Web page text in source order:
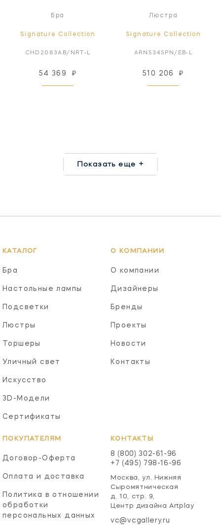
Бра
Signature Collection
CHD2083AB/NRT-L
54 369 ₽
Люстра
Signature Collection
ARN5345PN/EB-L
510 206 ₽
Показать еще +
КАТАЛОГ
Бра
Настольные лампы
Подсветки
Люстры
Торшеры
Уличный свет
Искусство
3D-Модели
Сертификаты
О КОМПАНИИ
О компании
Дизайнеры
Бренды
Проекты
Новости
Контакты
ПОКУПАТЕЛЯМ
Договор-Оферта
Оплата и доставка
Политика в отношении
обработки
персональных данных
КОНТАКТЫ
8 (800) 302-61-96
+7 (495) 798-16-96
Москва, ул. Нижняя
Сыромятническая
д. 10, стр. 9,
Центр дизайна Artplay
vc@vcgallery.ru